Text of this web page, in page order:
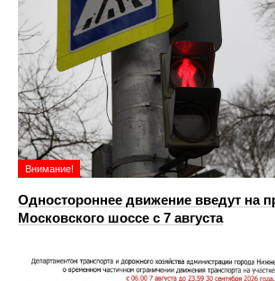
Внимание!
Одностороннее движение введут на
Московского шоссе с 7 августа